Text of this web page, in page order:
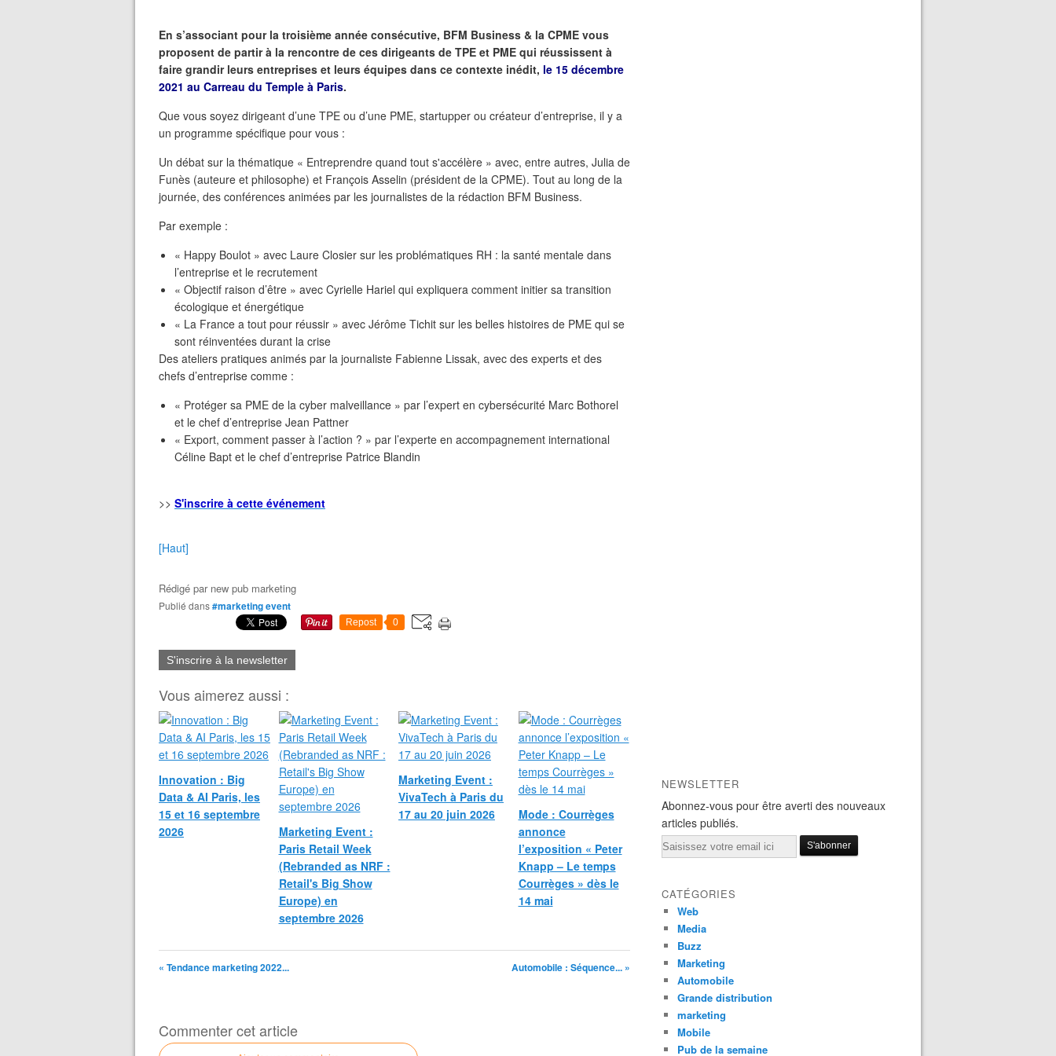
En s’associant pour la troisième année consécutive, BFM Business & la CPME vous
proposent de partir à la rencontre de ces dirigeants de TPE et PME qui réussissent à
faire grandir leurs entreprises et leurs équipes dans ce contexte inédit, le 15 décembre
2021 au Carreau du Temple à Paris.
Que vous soyez dirigeant d’une TPE ou d’une PME, startupper ou créateur d’entreprise, il y a
un programme spécifique pour vous :
Un débat sur la thématique « Entreprendre quand tout s'accélère » avec, entre autres, Julia de
Funès (auteure et philosophe) et François Asselin (président de la CPME). Tout au long de la
journée, des conférences animées par les journalistes de la rédaction BFM Business.
Par exemple :
« Happy Boulot » avec Laure Closier sur les problématiques RH : la santé mentale dans
l’entreprise et le recrutement
« Objectif raison d’être » avec Cyrielle Hariel qui expliquera comment initier sa transition
écologique et énergétique
« La France a tout pour réussir » avec Jérôme Tichit sur les belles histoires de PME qui se
sont réinventées durant la crise
Des ateliers pratiques animés par la journaliste Fabienne Lissak, avec des experts et des
chefs d’entreprise comme :
« Protéger sa PME de la cyber malveillance » par l’expert en cybersécurité Marc Bothorel
et le chef d’entreprise Jean Pattner
« Export, comment passer à l’action ? » par l’experte en accompagnement international
Céline Bapt et le chef d’entreprise Patrice Blandin
>> S'inscrire à cette événement
[Haut]
Rédigé par new pub marketing
Publié dans#marketing event
Repost 0
S'inscrire à la newsletter
Vous aimerez aussi :
Innovation : Big
Data & AI Paris, les
15 et 16 septembre
2026
Marketing Event :
Paris Retail Week
(Rebranded as NRF :
Retail's Big Show
Europe) en
septembre 2026
Marketing Event :
VivaTech à Paris du
17 au 20 juin 2026
Mode : Courrèges
annonce
l’exposition « Peter
Knapp – Le temps
Courrèges » dès le
14 mai
« Tendance marketing 2022... Automobile : Séquence... »
Commenter cet article
NEWSLETTER
Abonnez-vous pour être averti des nouveaux
articles publiés.
Email
CATÉGORIES
Web
Media
Buzz
Marketing
Automobile
Grande distribution
marketing
Mobile
Pub de la semaine